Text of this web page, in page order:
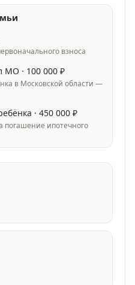
взноса
МО · 100 000 ₽
в Московской области —
· 450 000 ₽
погашение ипотечного